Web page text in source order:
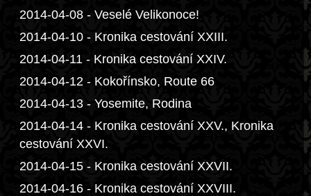
2014-04-08 - Veselé Velikonoce!
2014-04-10 - Kronika cestování XXIII.
2014-04-11 - Kronika cestování XXIV.
2014-04-12 - Kokořínsko, Route 66
2014-04-13 - Yosemite, Rodina
2014-04-14 - Kronika cestování XXV., Kronika
cestování XXVI.
2014-04-15 - Kronika cestování XXVII.
2014-04-16 - Kronika cestování XXVIII.